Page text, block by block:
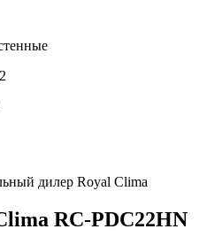
дилер Royal Clima
RC-PDC22HN